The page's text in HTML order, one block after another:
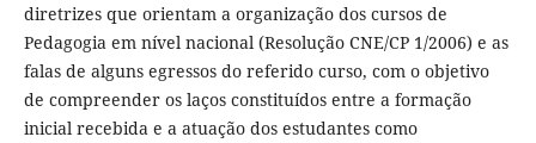
diretrizes que orientam a organização dos cursos de
Pedagogia em nível nacional (Resolução CNE/CP 1/2006) e as
falas de alguns egressos do referido curso, com o objetivo
de compreender os laços constituídos entre a formação
inicial recebida e a atuação dos estudantes como